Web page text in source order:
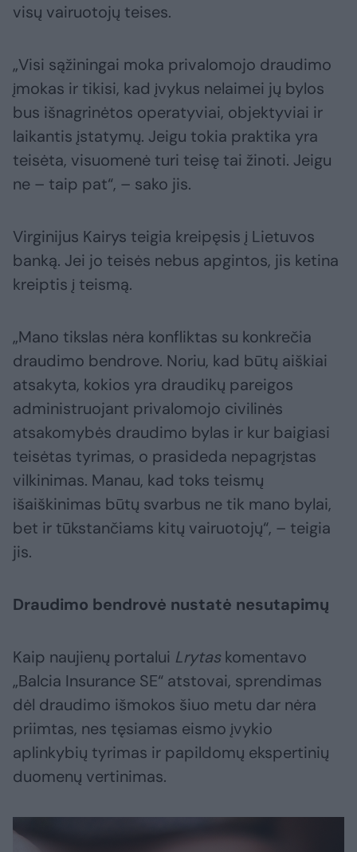
visų vairuotojų teises.
„Visi sąžiningai moka privalomojo draudimo
įmokas ir tikisi, kad įvykus nelaimei jų bylos
bus išnagrinėtos operatyviai, objektyviai ir
laikantis įstatymų. Jeigu tokia praktika yra
teisėta, visuomenė turi teisę tai žinoti. Jeigu
ne – taip pat“, – sako jis.
Virginijus Kairys teigia kreipęsis į Lietuvos
banką. Jei jo teisės nebus apgintos, jis ketina
kreiptis į teismą.
„Mano tikslas nėra konfliktas su konkrečia
draudimo bendrove. Noriu, kad būtų aiškiai
atsakyta, kokios yra draudikų pareigos
administruojant privalomojo civilinės
atsakomybės draudimo bylas ir kur baigiasi
teisėtas tyrimas, o prasideda nepagrįstas
vilkinimas. Manau, kad toks teismų
išaiškinimas būtų svarbus ne tik mano bylai,
bet ir tūkstančiams kitų vairuotojų“, – teigia
jis.
Draudimo bendrovė nustatė nesutapimų
Kaip naujienų portalui Lrytaskomentavo
„Balcia Insurance SE“ atstovai, sprendimas
dėl draudimo išmokos šiuo metu dar nėra
priimtas, nes tęsiamas eismo įvykio
aplinkybių tyrimas ir papildomų ekspertinių
duomenų vertinimas.